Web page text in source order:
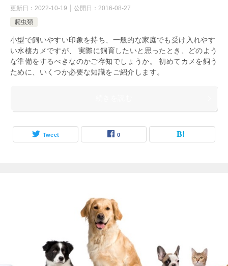
更新日： 2022-10-19 公開日： 2016-08-27
爬虫類
小型で飼いやすい印象を持ち、一般的な家庭でも受け入れやす
い水棲カメですが、 実際に飼育したいと思ったとき、どのよう
な準備をするべきなのかご存知でしょうか。 初めてカメを飼う
ために、いくつか必要な知識をご紹介します。
Tweet 0